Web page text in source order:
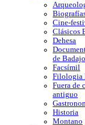
Cine-
Clásicos
Dehesa
de
Facsímil
Filologia
Fuera de
antiguo
Historia
Montano